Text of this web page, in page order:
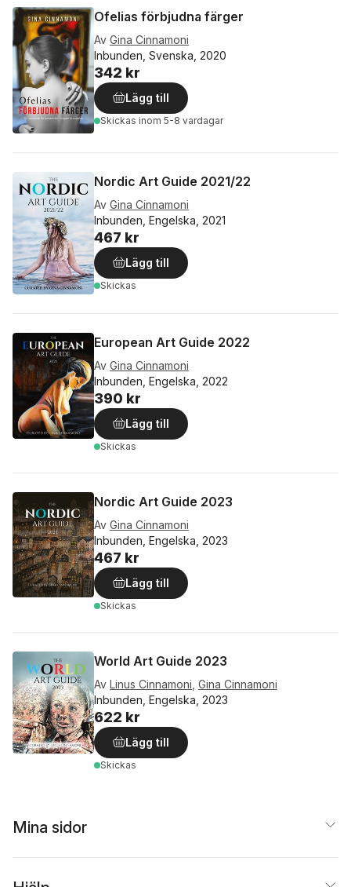
Ofelias förbjudna färger
Av Gina Cinnamoni
Inbunden, Svenska, 2020
342 kr
Lägg till
Skickas inom 5-8 vardagar
Nordic Art Guide 2021/22
Av Gina Cinnamoni
Inbunden, Engelska, 2021
467 kr
Lägg till
Skickas
European Art Guide 2022
Av Gina Cinnamoni
Inbunden, Engelska, 2022
390 kr
Lägg till
Skickas
Nordic Art Guide 2023
Av Gina Cinnamoni
Inbunden, Engelska, 2023
467 kr
Lägg till
Skickas
World Art Guide 2023
Av Linus Cinnamoni Gina Cinnamoni
Inbunden, Engelska, 2023
622 kr
Lägg till
Skickas
Mina sidor